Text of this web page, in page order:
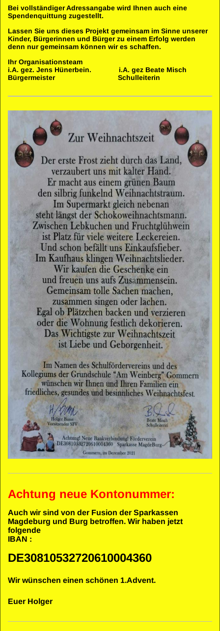
Bei vollständiger Adressangabe wird Ihnen auch eine
Spendenquittung zugestellt.
Lassen Sie uns dieses Projekt gemeinsam im Sinne unserer
Kinder, Bürgerinnen und Bürger zu einem Erfolg werden
denn nur gemeinsam können wir es schaffen.
Ihr Organisationsteam
i.A. gez. Jens Hünerbein. i.A. gez Beate Misch
Bürgermeister Schulleiterin
Achtung neue Kontonummer:
Auch wir sind von der Fusion der Sparkassen
Magdeburg und Burg betroffen. Wir haben jetzt
folgende
IBAN :
DE30810532720610004360
Wir wünschen einen schönen 1.Advent.
Euer Holger